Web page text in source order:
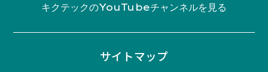
キクテックのYouTubeチャンネルを見る
サイトマップ